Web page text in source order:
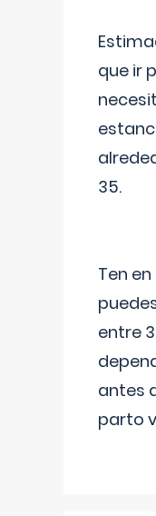
que ir
35.
Ten
entre
antes
parto